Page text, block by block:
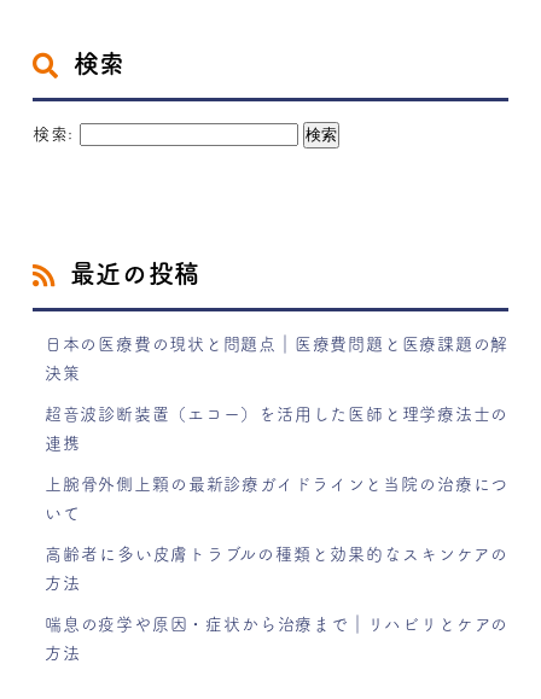
検索
検索:
最近の投稿
日本の医療費の現状と問題点｜医療費問題と医療課題の解
決策
超音波診断装置（エコー）を活用した医師と理学療法士の
連携
上腕骨外側上顆の最新診療ガイドラインと当院の治療につ
いて
高齢者に多い皮膚トラブルの種類と効果的なスキンケアの
方法
喘息の疫学や原因・症状から治療まで｜リハビリとケアの
方法